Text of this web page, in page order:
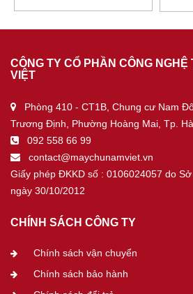
CÔNG TY CỔ PHẦN CÔNG NGHỆ
VIỆT
Phòng 410 - CT1B, Chung cư Nam
Trương Định, Phường Hoàng Mai, Tp.
092 558 66 99
contact@maychunamviet.vn
Giấy phép ĐKKD số : 0106024057 do
ngày 30/10/2012
CHÍNH SÁCH CÔNG TY
Chính sách vận chuyển
Chính sách bảo hành